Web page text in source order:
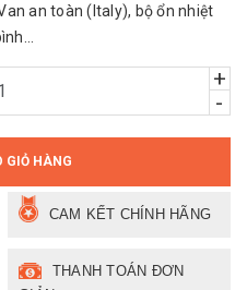
an toàn (Italy), bộ ổn nhiệt
+
-
GIỎ HÀNG
CAM KẾT CHÍNH HÃNG
THANH TOÁN ĐƠN